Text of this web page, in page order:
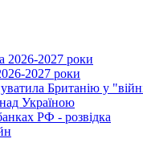
2027 роки
Британію у
Україною
РФ - розвідка